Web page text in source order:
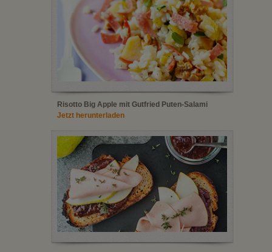
Risotto Big Apple mit Gutfried Puten-Salami
Jetzt herunterladen